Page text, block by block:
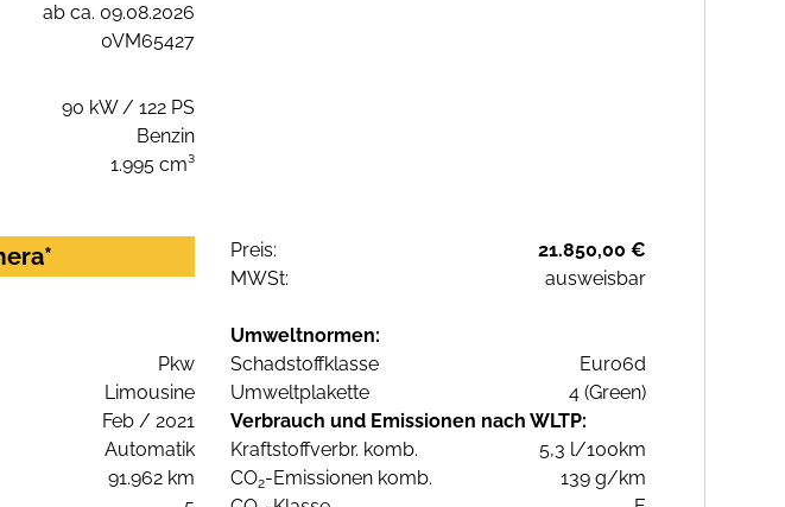
ab ca. 09.08.2026
0VM65427
90 kW / 122 PS
Benzin
1.995 cm³
Preis:
21.850,00 €
MWSt:
ausweisbar
Pkw
Limousine
Feb / 2021
Automatik
91.962 km
Umweltnormen:
Schadstoffklasse
Euro6d
Umweltplakette
4 (Green)
Verbrauch und Emissionen nach WLTP:
Kraftstoffverbr. komb.
5,3 l/100km
CO2-Emissionen komb.
139 g/km